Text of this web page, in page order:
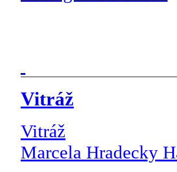
Vitráž
Vitráž
Marcela Hradecky